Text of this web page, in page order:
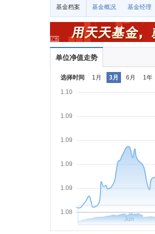
基金档案 基金概况 基金经理
单位净值走势
选择时间 1月 3月 6月 1年
1.08
1.09
1.09
1.09
1.09
1.10
Jun